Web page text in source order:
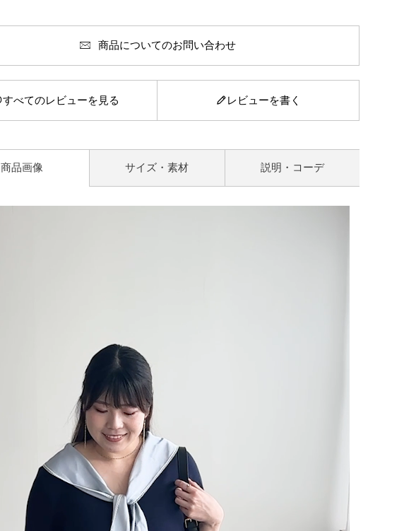
商品についてのお問い合わせ
すべてのレビューを見る レビューを書く
商品画像 サイズ・素材 説明・コーデ